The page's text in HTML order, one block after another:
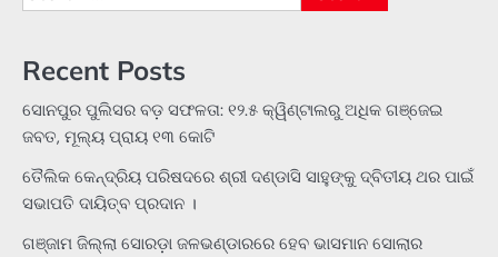
for:
Recent Posts
ସୋନପୁର ପୁଲିସର ବଡ଼ ସଫଳତା: ୧୨.୫ କ୍ୱିଣ୍ଟାଲରୁ ଅଧିକ ଗଞ୍ଜେଇ
ଜବତ, ମୂଲ୍ୟ ପ୍ରାୟ ୧୩ କୋଟି
ତୈଲିକ କେନ୍ଦ୍ରିୟ ପରିଷଦରେ ଶ୍ରୀ ଦଣ୍ଡାସି ସାହୁଙ୍କୁ ଦ୍ବିତୀୟ ଥର ପାଇଁ
ସଭାପତି ଦାୟିତ୍ବ ପ୍ରଦାନ ।
ଗଞ୍ଜାମ ଜିଲ୍ଲା ସୋରଡ଼ା ଜଳଭଣ୍ଡାରରେ ହେବ ଭାସମାନ ସୋଲାର